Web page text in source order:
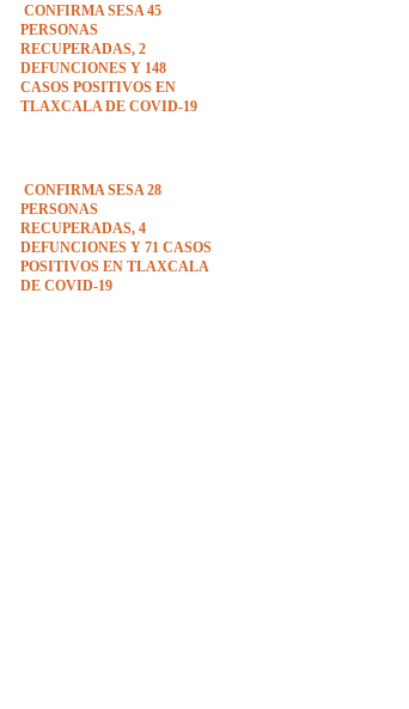
CONFIRMA SESA 45
PERSONAS
RECUPERADAS, 2
DEFUNCIONES Y 148
CASOS POSITIVOS EN
TLAXCALA DE COVID-19
CONFIRMA SESA 28
PERSONAS
RECUPERADAS, 4
DEFUNCIONES Y 71 CASOS
POSITIVOS EN TLAXCALA
DE COVID-19